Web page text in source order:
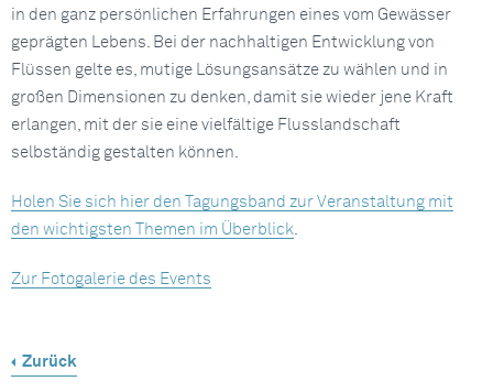
in den ganz persönlichen Erfahrungen eines vom Gewässer
geprägten Lebens. Bei der nachhaltigen Entwicklung von
Flüssen gelte es, mutige Lösungsansätze zu wählen und in
großen Dimensionen zu denken, damit sie wieder jene Kraft
erlangen, mit der sie eine vielfältige Flusslandschaft
selbständig gestalten können.
Holen Sie sich hier den Tagungsband zur Veranstaltung mit
den wichtigsten Themen im Überblick.
Zur Fotogalerie des Events
Zurück